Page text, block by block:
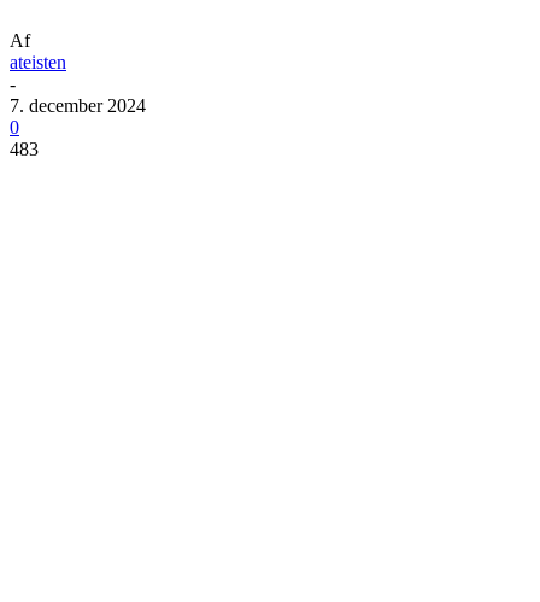
Af
ateisten
-
7. december 2024
0
483